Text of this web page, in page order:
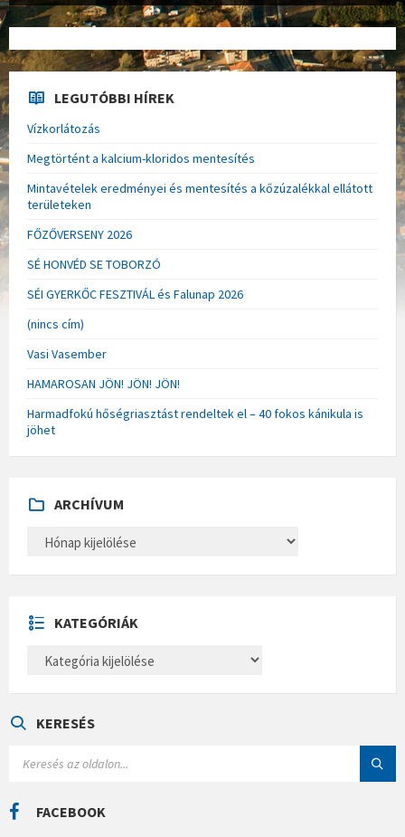
LEGUTÓBBI HÍREK
Vízkorlátozás
Megtörtént a kalcium-kloridos mentesítés
Mintavételek eredményei és mentesítés a kőzúzalékkal ellátott
területeken
FŐZŐVERSENY 2026
SÉ HONVÉD SE TOBORZÓ
SÉI GYERKŐC FESZTIVÁL és Falunap 2026
(nincs cím)
Vasi Vasember
HAMAROSAN JÖN! JÖN! JÖN!
Harmadfokú hőségriasztást rendeltek el – 40 fokos kánikula is
jöhet
ARCHÍVUM
H
U
M
KATEGÓRIÁK
E
Á
KERESÉS
C
H
FACEBOOK